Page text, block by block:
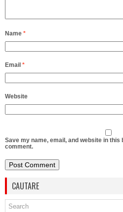
Name *
Email *
Website
Save my name, email, and website in this
comment.
CAUTARE